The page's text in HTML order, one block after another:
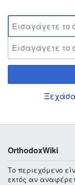
OrthodoxWiki
Το περιεχόμενο
εκτός αν